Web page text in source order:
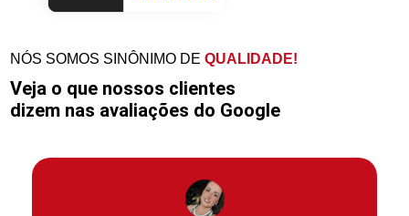
NÓS SOMOS SINÔNIMO DEQUALIDADE!
Veja o que nossos clientes
dizem nas avaliações do Google